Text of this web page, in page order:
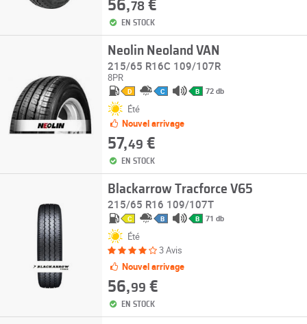
56,78€
EN STOCK
Neolin Neoland VAN
215/65 R16C 109/107R
8PR
D C B 72 db
Été
Nouvel arrivage
57,49 €
EN STOCK
Blackarrow Tracforce V65
215/65 R16 109/107T
C B B 71 db
Été
3 Avis
Nouvel arrivage
56,99 €
EN STOCK